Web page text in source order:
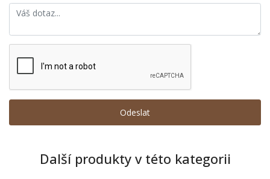
Další produkty v této kategorii